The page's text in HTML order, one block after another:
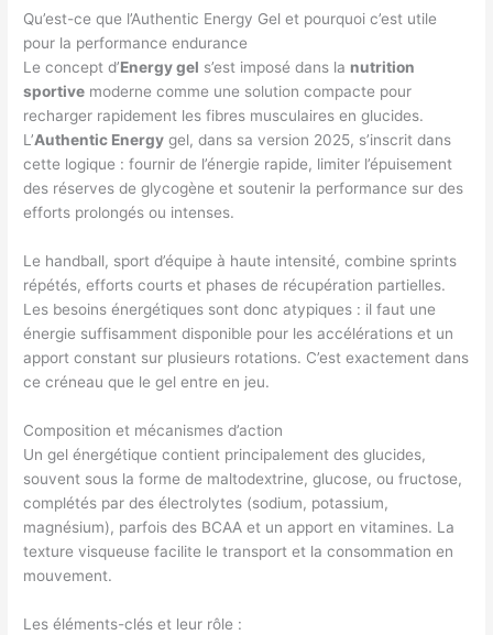
Qu’est-ce que l’Authentic Energy Gel et pourquoi c’est utile
pour la performance endurance
Le concept d’Energy gel s’est imposé dans la nutrition
sportive moderne comme une solution compacte pour
recharger rapidement les fibres musculaires en glucides.
L’Authentic Energy gel, dans sa version 2025, s’inscrit dans
cette logique : fournir de l’énergie rapide, limiter l’épuisement
des réserves de glycogène et soutenir la performance sur des
efforts prolongés ou intenses.
Le handball, sport d’équipe à haute intensité, combine sprints
répétés, efforts courts et phases de récupération partielles.
Les besoins énergétiques sont donc atypiques : il faut une
énergie suffisamment disponible pour les accélérations et un
apport constant sur plusieurs rotations. C’est exactement dans
ce créneau que le gel entre en jeu.
Composition et mécanismes d’action
Un gel énergétique contient principalement des glucides,
souvent sous la forme de maltodextrine, glucose, ou fructose,
complétés par des électrolytes (sodium, potassium,
magnésium), parfois des BCAA et un apport en vitamines. La
texture visqueuse facilite le transport et la consommation en
mouvement.
Les éléments-clés et leur rôle :